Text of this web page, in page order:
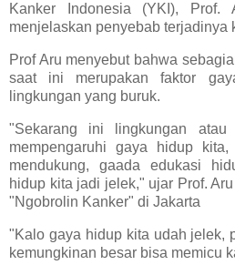
Kanker Indonesia (YKI), Prof.
menjelaskan penyebab terjadinya
Prof Aru menyebut bahwa
saat ini merupakan faktor
lingkungan yang buruk.
"Sekarang ini lingkungan atau
mempengaruhi gaya hidup
mendukung, gaada edukasi
hidup kita jadi jelek," ujar Prof.
"Ngobrolin Kanker" di Jakarta
"Kalo gaya hidup kita udah jelek,
kemungkinan besar bisa memicu